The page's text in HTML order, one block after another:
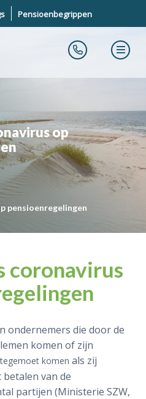
Pensioenbegrippen
op
pensioenregelingen
coronavirus
ondernemers die door de
komen of zijn
tegemoet komen als zij
van de
partijen (Ministerie SZW,